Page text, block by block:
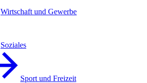
Wirtschaft und Gewerbe
Soziales
Sport und Freizeit